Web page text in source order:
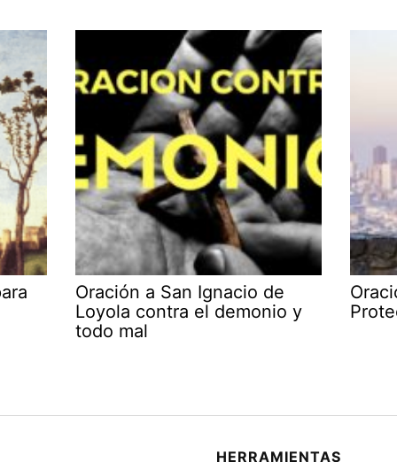
Oración a San Ignacio de
Loyola contra el demonio y
todo mal
HERRAMIENTAS